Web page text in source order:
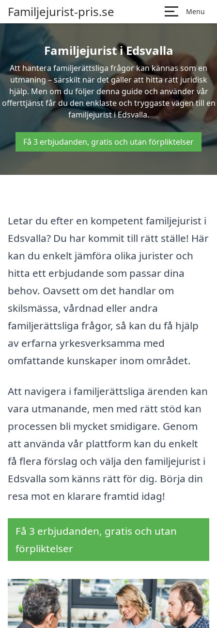
Familjejurist-pris.se Menu
Familjejurist i Edsvalla
Att hantera familjerättsliga frågor kan kännas som en
utmaning – särskilt när det gäller att hitta rätt juridisk
hjälp. Men om du följer denna guide och använder vår
offerttjänst får du den enklaste och tryggaste vägen till en
familjejurist i Edsvalla.
Få 3 erbjudanden, gratis och utan förpliktelser
Letar du efter en kompetent familjejurist i
Edsvalla? Du har kommit till rätt ställe! Här
kan du enkelt jämföra olika jurister och
hitta ett erbjudande som passar dina
behov. Oavsett om det handlar om
skilsmässa, vårdnad eller andra
familjerättsliga frågor, så kan du få hjälp
av erfarna yrkesverksamma med
omfattande kunskaper inom området.
Att navigera i familjerättsliga ärenden kan
vara utmanande, men med rätt stöd kan
processen bli mycket smidigare. Genom
att använda vår plattform kan du enkelt
få flera förslag och välja den familjejurist i
Edsvalla som känns rätt för dig. Börja din
resa mot en klarare framtid idag!
Få 3 erbjudanden, gratis och utan
förpliktelser